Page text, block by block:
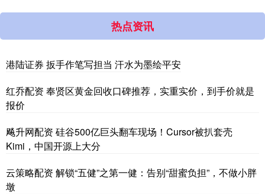
热点资讯
港陆证券 扳手作笔写担当 汗水为墨绘平安
红乔配资 奉贤区黄金回收口碑推荐，实重实价，到手价就是
报价
飚升网配资 硅谷500亿巨头翻车现场！Cursor被扒套壳
Kimi，中国开源上大分
云策略配资 解锁“五健”之第一健：告别“甜蜜负担”，不做小胖
墩